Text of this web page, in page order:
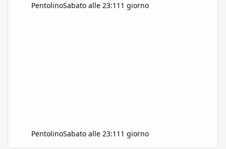
PentolinoSabato alle 23:11 1 giorno
PentolinoSabato alle 23:11 1 giorno